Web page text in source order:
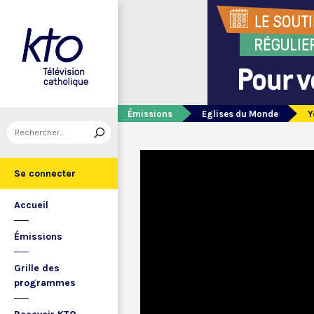
Se connecter
Accueil
Émissions
Grille des
programmes
Émissions Eglises du Monde